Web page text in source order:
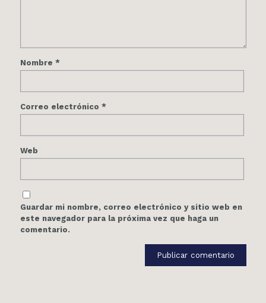
Nombre *
Correo electrónico *
Web
Guardar mi nombre, correo electrónico y sitio web en
este navegador para la próxima vez que haga un
comentario.